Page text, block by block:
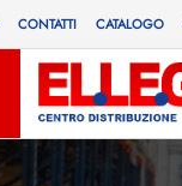
CONTATTI CATALOGO